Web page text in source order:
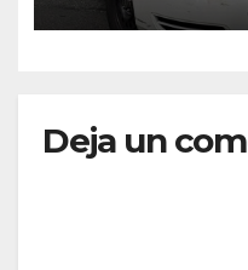
Deja un